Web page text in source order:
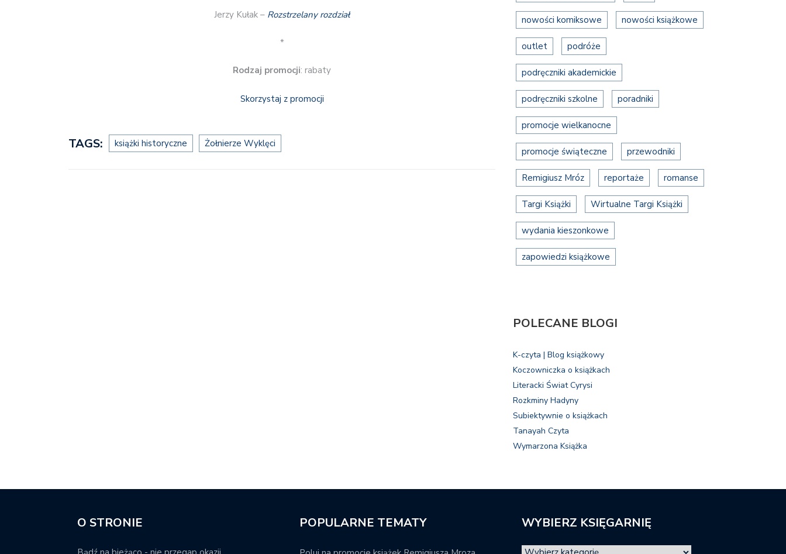
Jerzy Kułak – Rozstrzelany rozdział
*
Rodzaj promocji: rabaty
Skorzystaj z promocji
TAGS: książki historyczne Żołnierze Wyklęci
nowości komiksowe nowości książkowe
outlet podróże
podręczniki akademickie
podręczniki szkolne poradniki
promocje wielkanocne
promocje świąteczne przewodniki
Remigiusz Mróz reportaże romanse
Targi Książki Wirtualne Targi Książki
wydania kieszonkowe
zapowiedzi książkowe
POLECANE BLOGI
K-czyta | Blog książkowy
Koczowniczka o książkach
Literacki Świat Cyrysi
Rozkminy Hadyny
Subiektywnie o książkach
Tanayah Czyta
Wymarzona Książka
O STRONIE POPULARNE TEMATY WYBIERZ KSIĘGARNIĘ